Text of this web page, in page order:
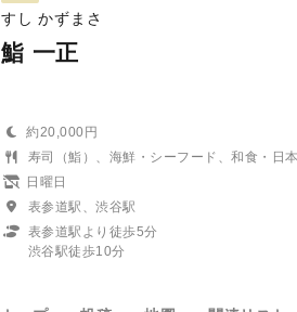
すし かずまさ
鮨 一正
約20,000円
寿司（鮨）、海鮮・シーフード、和食・日
日曜日
表参道駅、渋谷駅
表参道駅より徒歩5分
渋谷駅徒歩10分